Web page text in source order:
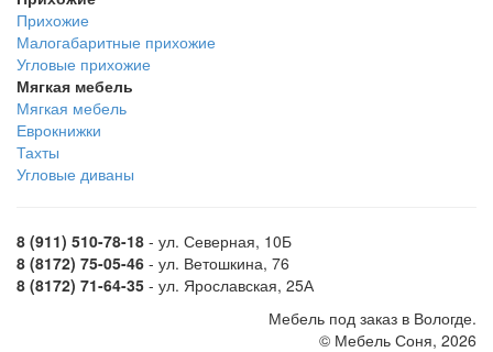
Прихожие
Малогабаритные прихожие
Угловые прихожие
Мягкая мебель
Мягкая мебель
Еврокнижки
Тахты
Угловые диваны
8 (911) 510-78-18 - ул. Северная, 10Б
8 (8172) 75-05-46 - ул. Ветошкина, 76
8 (8172) 71-64-35 - ул. Ярославская, 25А
Мебель под заказ в Вологде.
© Мебель Соня, 2026